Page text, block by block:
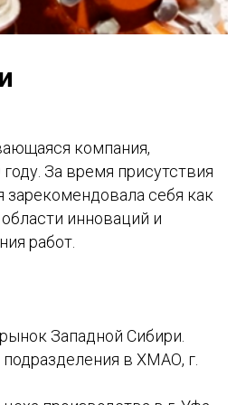
компания,
За время присутствия
зарекомендовала себя как
инноваций и
работ.
Западной Сибири.
в ХМАО, г.